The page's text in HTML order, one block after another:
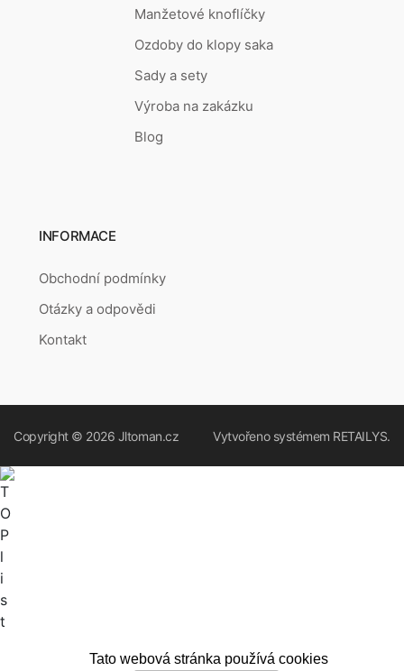
Manžetové knoflíčky
Ozdoby do klopy saka
Sady a sety
Výroba na zakázku
Blog
INFORMACE
Obchodní podmínky
Otázky a odpovědi
Kontakt
Copyright © 2026 Jltoman.cz Vytvořeno systémem RETAILYS.
Tato webová stránka používá cookies